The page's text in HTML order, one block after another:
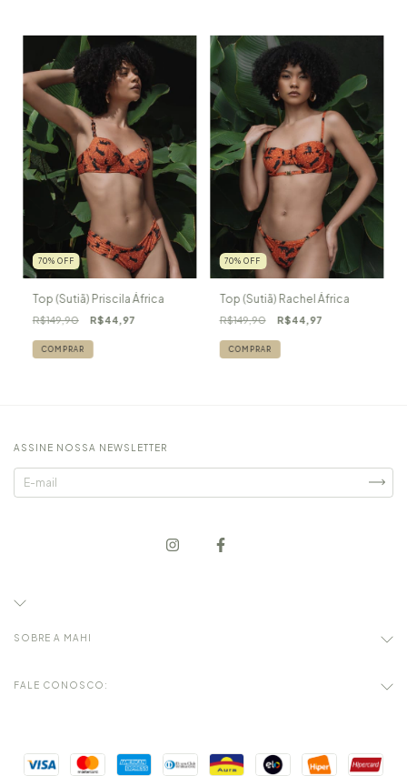
70% OFF
Top (Sutiã) Priscila África
R$149,90 R$44,97
COMPRAR
70%OFF
Top (Sutiã) Rachel África
R$149,90 R$44,97
COMPRAR
ASSINE NOSSA NEWSLETTER
SOBRE A MAHI
FALE CONOSCO: